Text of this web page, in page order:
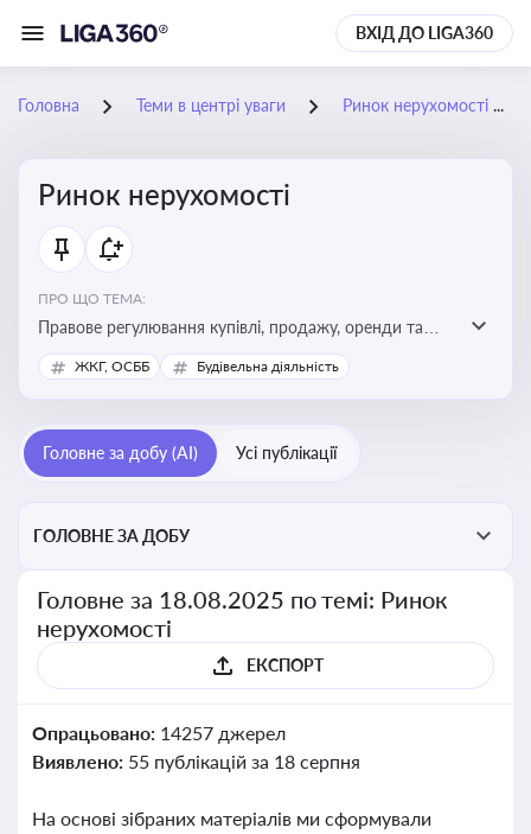
ВХІД ДО LIGA360
Головна Теми в центрі уваги Ринок нерухомості
Ринок нерухомості
ПРО ЩО ТЕМА:
Правове регулювання купівлі, продажу, оренди та
управління нерухомістю, що є ключовим для бізнесу,
інвесторів, забудовників і власників об’єктів майна
ЖКГ, ОСББ Будівельна діяльність
Головне за добу (AI) Усі публікації
ГОЛОВНЕ ЗА ДОБУ
Головне за 18.08.2025 по темі: Ринок
нерухомості
ЕКСПОРТ
Опрацьовано: 14257 джерел
Виявлено: 55 публікацій за 18 серпня
На основі зібраних матеріалів ми сформували